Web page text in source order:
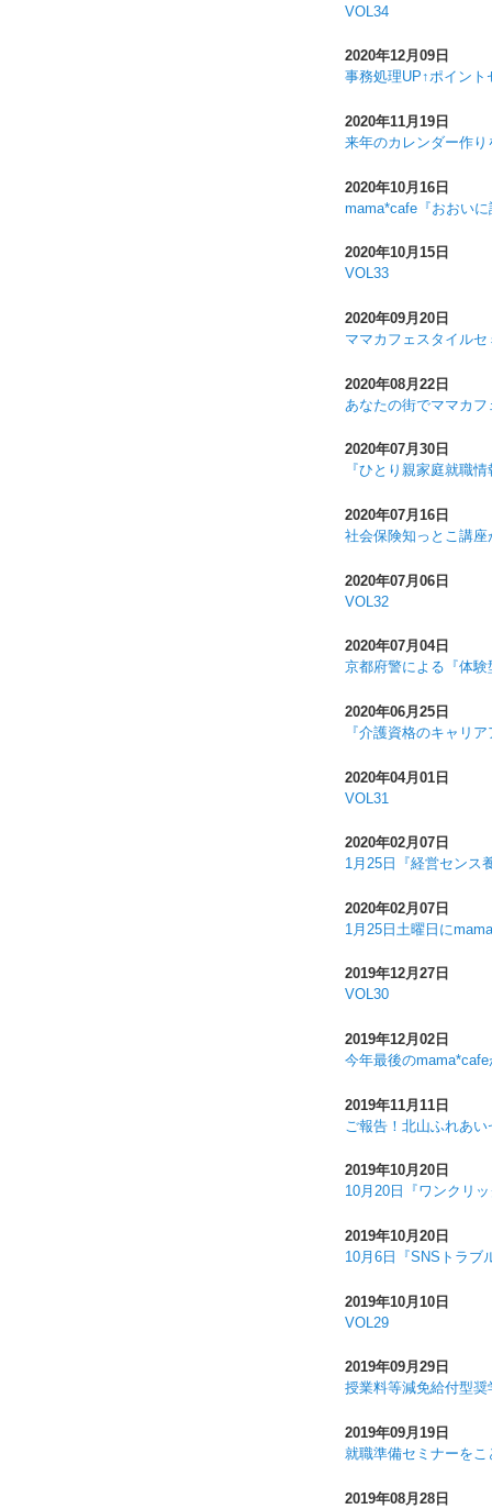
VOL34
2020年12月09日
事務処理UP↑ポイン
2020年11月19日
来年のカレンダー作
2020年10月16日
mama*cafe『おおい
2020年10月15日
VOL33
2020年09月20日
ママカフェスタイル
2020年08月22日
あなたの街でママカ
2020年07月30日
『ひとり親家庭就職
2020年07月16日
社会保険知っとこ講
2020年07月06日
VOL32
2020年07月04日
京都府警による『体
2020年06月25日
『介護資格のキャリ
2020年04月01日
VOL31
2020年02月07日
1月25日『経営センス
2020年02月07日
1月25日土曜日に
2019年12月27日
VOL30
2019年12月02日
今年最後の
2019年11月11日
ご報告！北山ふれあ
2019年10月20日
10月20日『ワンクリ
2019年10月20日
10月6日『SNSトラブ
2019年10月10日
VOL29
2019年09月29日
授業料等減免給付型
2019年09月19日
就職準備セミナーを
2019年08月28日